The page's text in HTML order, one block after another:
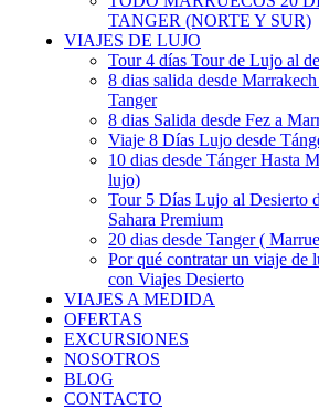
TANGER (NORTE Y SUR)
VIAJES DE LUJO
Tour 4 días Tour de Lujo al
8 dias salida desde
Tanger
8 dias Salida desde Fez a
Viaje 8 Días Lujo desde
10 dias desde Tánger Hasta
lujo)
Tour 5 Días Lujo al Desierto
Sahara Premium
20 dias desde Tanger (
Por qué contratar un viaje de
con Viajes Desierto
VIAJES A MEDIDA
OFERTAS
EXCURSIONES
NOSOTROS
BLOG
CONTACTO